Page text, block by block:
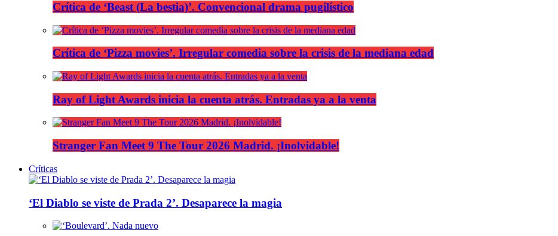
Crítica de ‘Beast (La bestia)’. Convencional drama pugilístico
Crítica de ‘Pizza movies’. Irregular comedia sobre la crisis de la mediana edad
Ray of Light Awards inicia la cuenta atrás. Entradas ya a la venta
Stranger Fan Meet 9 The Tour 2026 Madrid. ¡Inolvidable!
Críticas
‘El Diablo se viste de Prada 2’. Desaparece la magia